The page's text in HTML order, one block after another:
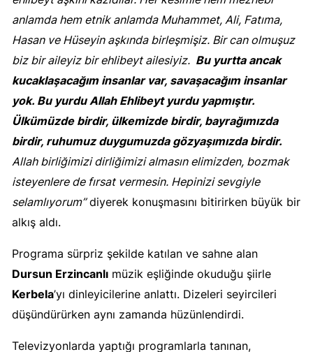
anlamda hem etnik anlamda Muhammet, Ali, Fatıma,
Hasan ve Hüseyin aşkında birleşmişiz. Bir can olmuşuz
biz bir aileyiz bir ehlibeyt ailesiyiz. Bu yurtta ancak
kucaklaşacağım insanlar var, savaşacağım insanlar
yok. Bu yurdu Allah Ehlibeyt yurdu yapmıştır.
Ülkümüzde birdir, ülkemizde birdir, bayrağımızda
birdir, ruhumuz duygumuzda gözyaşımızda birdir.
Allah birliğimizi dirliğimizi almasın elimizden, bozmak
isteyenlere de fırsat vermesin. Hepinizi sevgiyle
selamlıyorum”diyerek konuşmasını bitirirken büyük bir
alkış aldı.
Programa sürpriz şekilde katılan ve sahne alan
Dursun Erzincanlı müzik eşliğinde okuduğu şiirle
Kerbela’yı dinleyicilerine anlattı. Dizeleri seyircileri
düşündürürken aynı zamanda hüzünlendirdi.
Televizyonlarda yaptığı programlarla tanınan,